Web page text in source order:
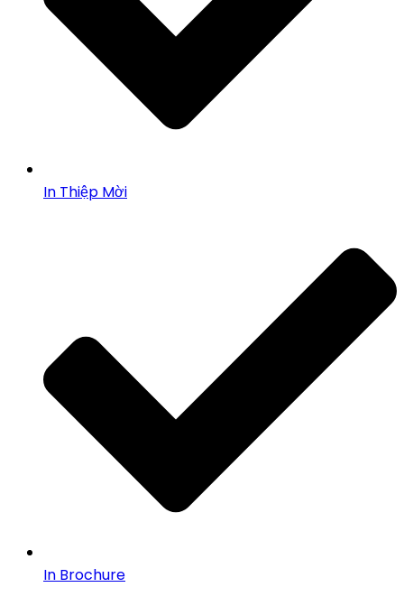
In Thiệp Mời
In Brochure